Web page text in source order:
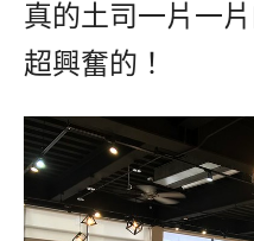
真的土司一片一
超興奮的！